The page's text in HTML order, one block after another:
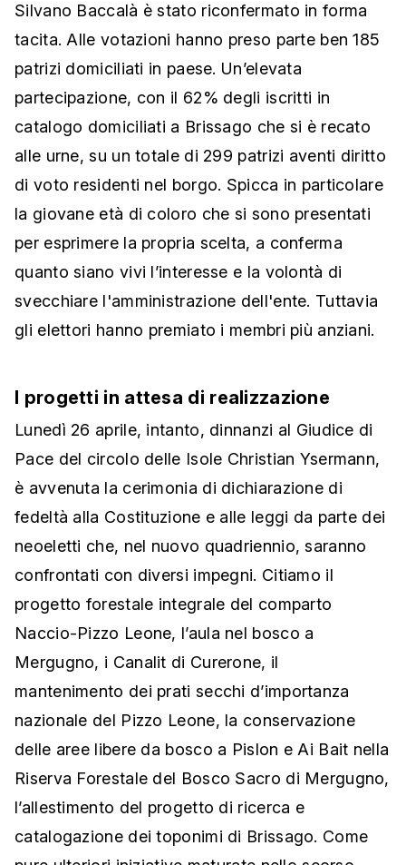
Silvano Baccalà è stato riconfermato in forma
tacita. Alle votazioni hanno preso parte ben 185
patrizi domiciliati in paese. Un’elevata
partecipazione, con il 62% degli iscritti in
catalogo domiciliati a Brissago che si è recato
alle urne, su un totale di 299 patrizi aventi diritto
di voto residenti nel borgo. Spicca in particolare
la giovane età di coloro che si sono presentati
per esprimere la propria scelta, a conferma
quanto siano vivi l’interesse e la volontà di
svecchiare l'amministrazione dell'ente. Tuttavia
gli elettori hanno premiato i membri più anziani.
I progetti in attesa di realizzazione
Lunedì 26 aprile, intanto, dinnanzi al Giudice di
Pace del circolo delle Isole Christian Ysermann,
è avvenuta la cerimonia di dichiarazione di
fedeltà alla Costituzione e alle leggi da parte dei
neoeletti che, nel nuovo quadriennio, saranno
confrontati con diversi impegni. Citiamo il
progetto forestale integrale del comparto
Naccio-Pizzo Leone, l’aula nel bosco a
Mergugno, i Canalit di Curerone, il
mantenimento dei prati secchi d’importanza
nazionale del Pizzo Leone, la conservazione
delle aree libere da bosco a Pislon e Ai Bait nella
Riserva Forestale del Bosco Sacro di Mergugno,
l’allestimento del progetto di ricerca e
catalogazione dei toponimi di Brissago. Come